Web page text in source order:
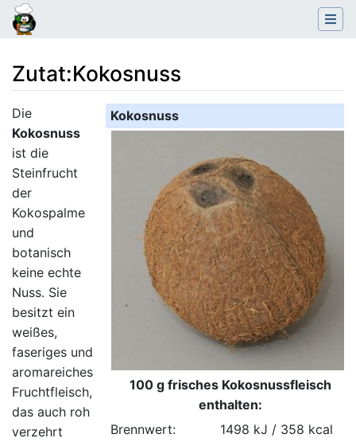
Zutat:Kokosnuss
Wechseln zu: Navigation,Suche
Kokosnuss
100 g frisches Kokosnussfleisch
enthalten:
Brennwert:
1498 kJ / 358 kcal
Die
Kokosnuss
ist die
Steinfrucht
der
Kokospalme
und
botanisch
keine echte
Nuss. Sie
besitzt ein
weißes,
faseriges und
aromareiches
Fruchtfleisch,
das auch roh
verzehrt